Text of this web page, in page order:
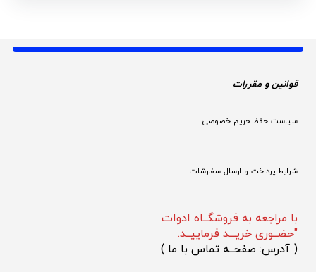
قوانین و مقررات
سیاست حفظ حریم خصوصی
شرایط پرداخت و ارسال سفارشات
با مراجعه به فروشگــاه ادوات
"حضــوری خریـــد فرماییــد.
( آدرس: صفحــه تماس با ما )